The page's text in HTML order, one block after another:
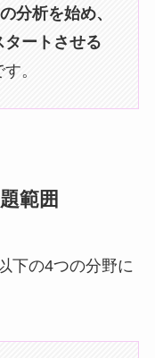
分析を始め、
ートさせる
。
範囲
下の4つの分野に